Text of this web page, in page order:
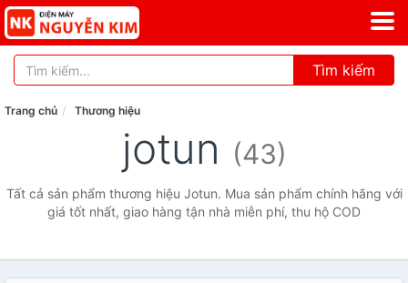
Tìm kiếm
Trang chủ Thương hiệu
jotun (43)
Tất cả sản phẩm thương hiệu Jotun. Mua sản phẩm chính hãng với
giá tốt nhất, giao hàng tận nhà miễn phí, thu hộ COD